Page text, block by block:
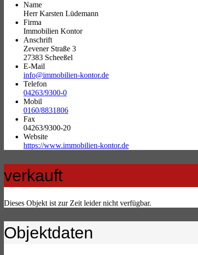
Name
Herr Karsten Lüdemann
Firma
Immobilien Kontor
Anschrift
Zevener Straße 3
27383 Scheeßel
E-Mail
info@immobilien-kontor.de
Telefon
04263/9300-0
Mobil
0160/8831806
Fax
04263/9300-20
Website
https://www.immobilien-kontor.de
verkauft
Dieses Objekt ist zur Zeit leider nicht verfügbar.
Objektdaten